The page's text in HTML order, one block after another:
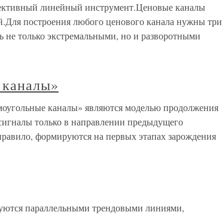
линейный инструмент.Ценовые каналы
построения любого ценового канала нужны три
не только экстремальными, но и разворотными
каналы» являются моделью продолжения
только в направлении предыдущего
формируются на первых этапах зарождения
параллельными трендовыми линиями,